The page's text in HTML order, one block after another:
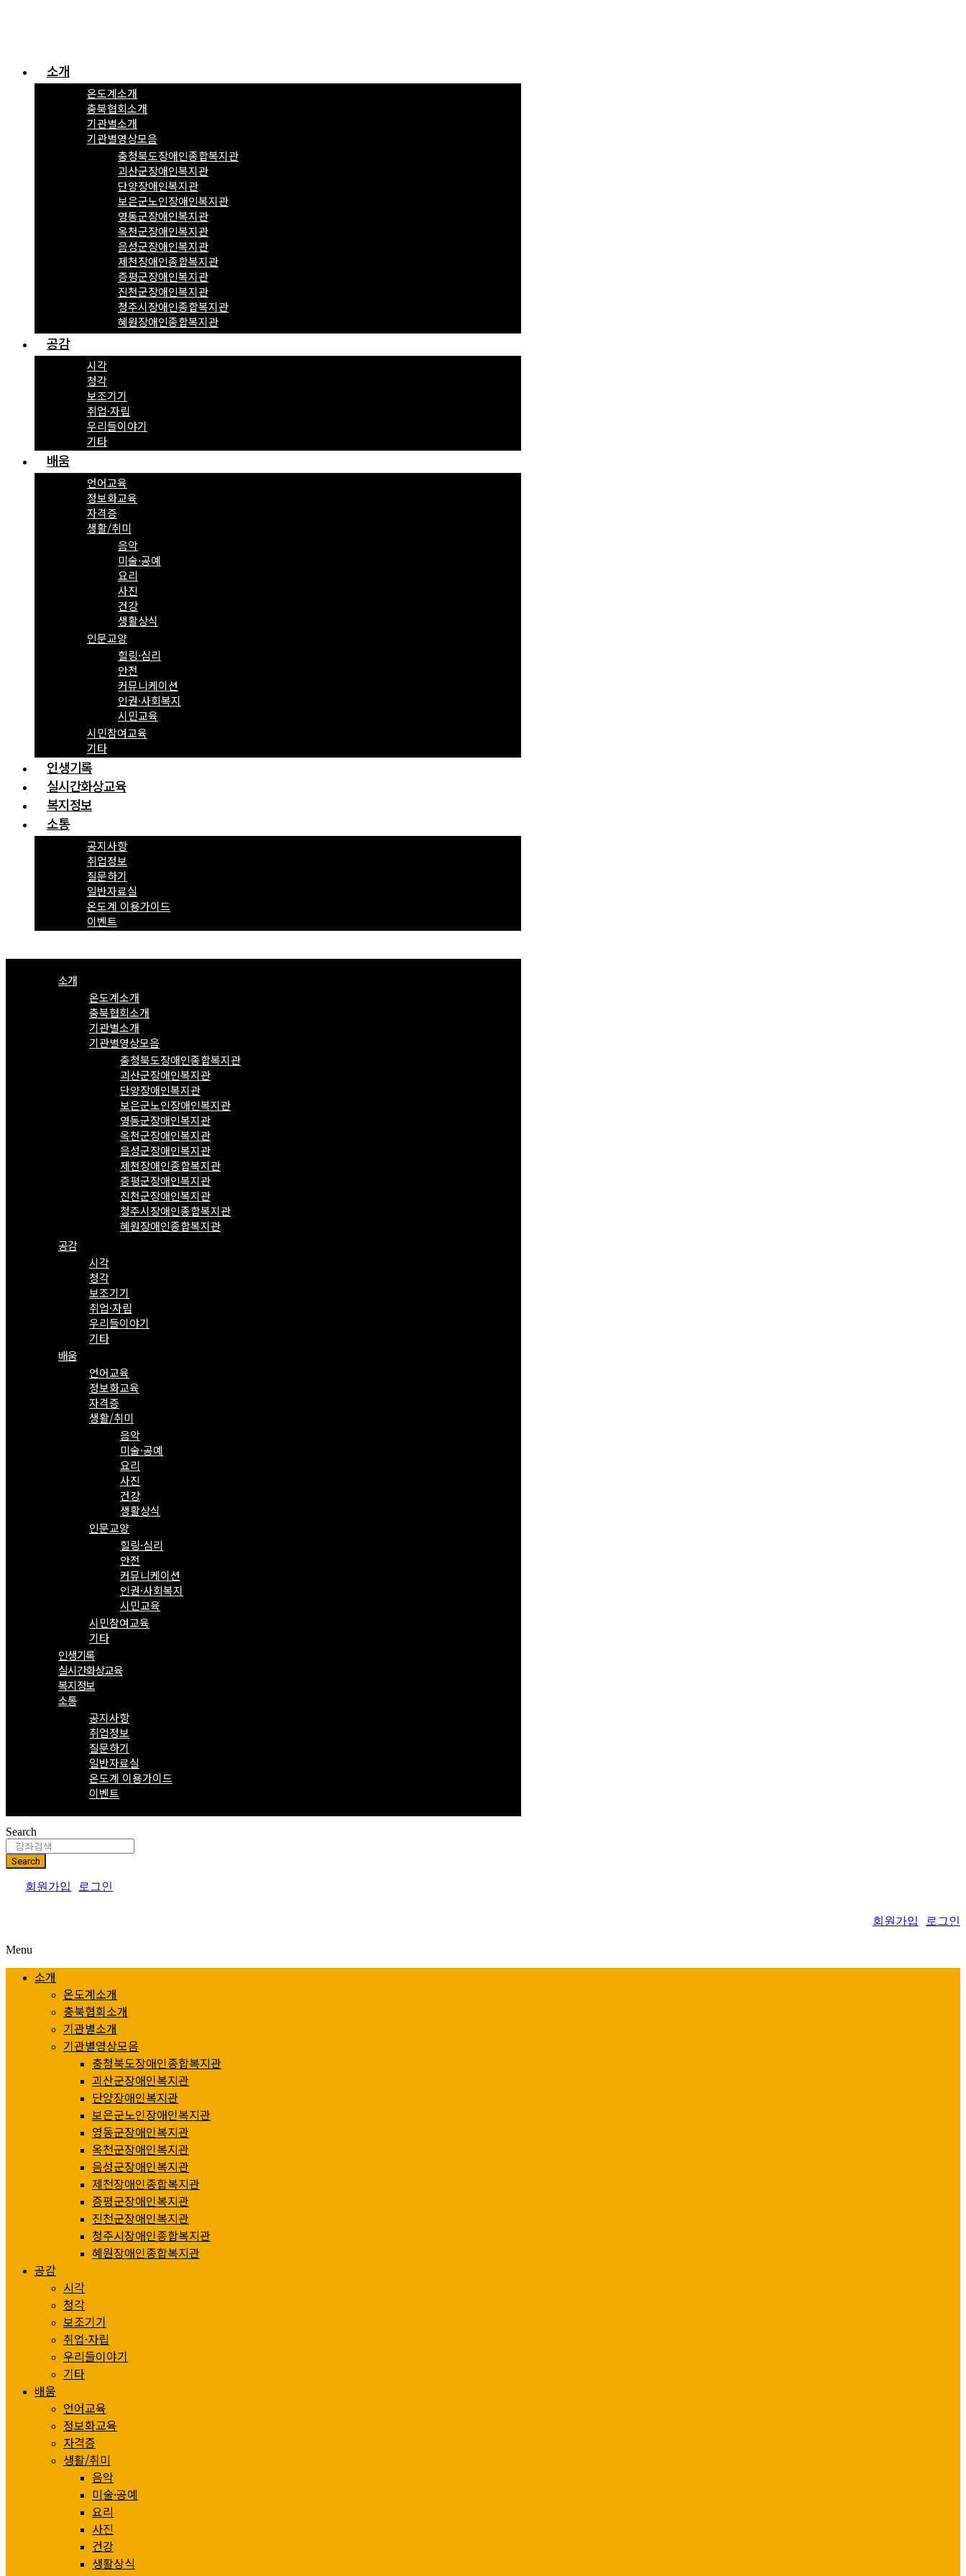
소개
온도계소개
충북협회소개
기관별소개
기관별영상모음
충청북도장애인종합복지관
괴산군장애인복지관
단양장애인복지관
보은군노인장애인복지관
영동군장애인복지관
옥천군장애인복지관
음성군장애인복지관
제천장애인종합복지관
증평군장애인복지관
진천군장애인복지관
청주시장애인종합복지관
혜원장애인종합복지관
공감
시각
청각
보조기기
취업·자립
우리들이야기
기타
배움
언어교육
정보화교육
자격증
생활/취미
음악
미술·공예
요리
사진
건강
생활상식
인문교양
힐링·심리
안전
커뮤니케이션
인권·사회복지
시민교육
시민참여교육
기타
인생기록
실시간화상교육
복지정보
소통
공지사항
취업정보
질문하기
일반자료실
온도계 이용가이드
이벤트
소개
온도계소개
충북협회소개
기관별소개
기관별영상모음
충청북도장애인종합복지관
괴산군장애인복지관
단양장애인복지관
보은군노인장애인복지관
영동군장애인복지관
옥천군장애인복지관
음성군장애인복지관
제천장애인종합복지관
증평군장애인복지관
진천군장애인복지관
청주시장애인종합복지관
혜원장애인종합복지관
공감
시각
청각
보조기기
취업·자립
우리들이야기
기타
배움
언어교육
정보화교육
자격증
생활/취미
음악
미술·공예
요리
사진
건강
생활상식
인문교양
힐링·심리
안전
커뮤니케이션
인권·사회복지
시민교육
시민참여교육
기타
인생기록
실시간화상교육
복지정보
소통
공지사항
취업정보
질문하기
일반자료실
온도계 이용가이드
이벤트
Search
Search
회원가입 로그인
회원가입 로그인
Menu
소개
온도계소개
충북협회소개
기관별소개
기관별영상모음
충청북도장애인종합복지관
괴산군장애인복지관
단양장애인복지관
보은군노인장애인복지관
영동군장애인복지관
옥천군장애인복지관
음성군장애인복지관
제천장애인종합복지관
증평군장애인복지관
진천군장애인복지관
청주시장애인종합복지관
혜원장애인종합복지관
공감
시각
청각
보조기기
취업·자립
우리들이야기
기타
배움
언어교육
정보화교육
자격증
생활/취미
음악
미술·공예
요리
사진
건강
생활상식